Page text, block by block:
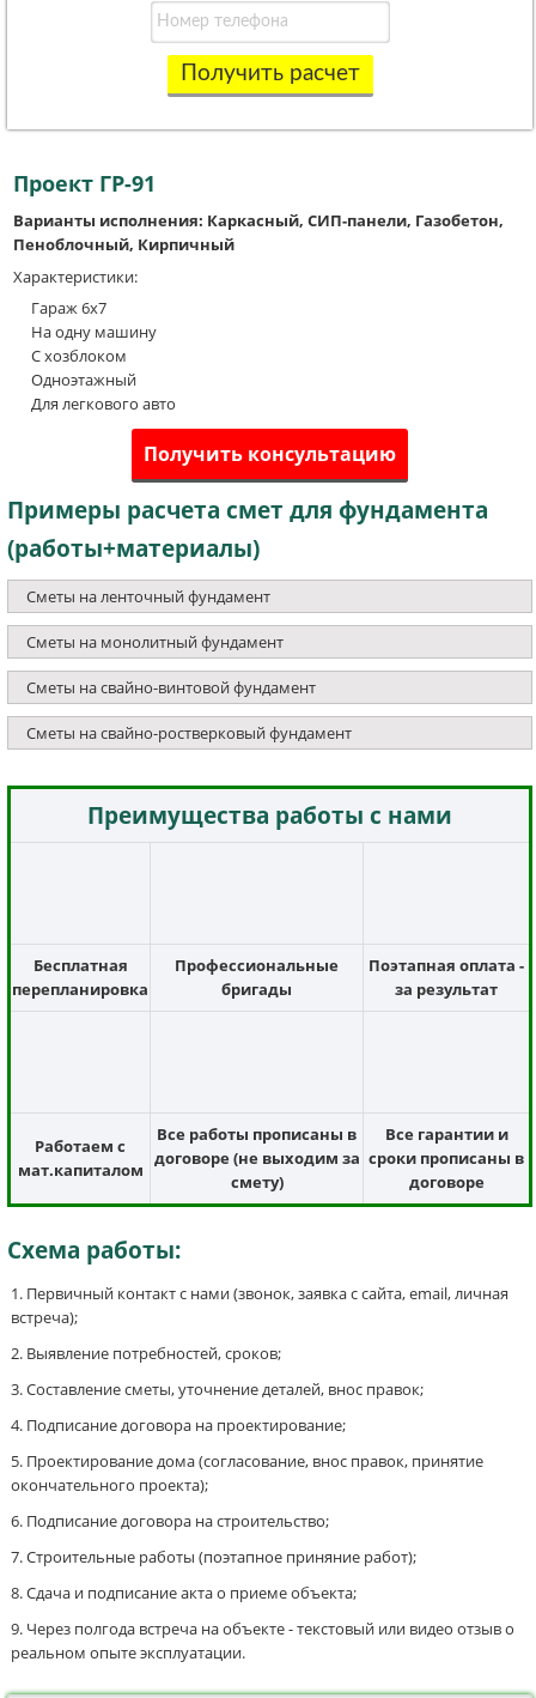
Получить расчет
Проект ГР-91
Варианты исполнения: Каркасный, СИП-панели, Газобетон,
Пеноблочный, Кирпичный
Характеристики:
Гараж 6х7
На одну машину
С хозблоком
Одноэтажный
Для легкового авто
Получить консультацию
Примеры расчета смет для фундамента
(работы+материалы)
Сметы на ленточный фундамент
Сметы на монолитный фундамент
Сметы на свайно-винтовой фундамент
Сметы на свайно-ростверковый фундамент
Преимущества работы с нами
Бесплатная
перепланировка
Профессиональные
бригады
Поэтапная оплата -
за результат
Работаем с
мат.капиталом
Все работы прописаны в
договоре (не выходим за
смету)
Все гарантии и
сроки прописаны в
договоре
Схема работы:
Первичный контакт с нами (звонок, заявка с сайта, email, личная
встреча);
Выявление потребностей, сроков;
Составление сметы, уточнение деталей, внос правок;
Подписание договора на проектирование;
Проектирование дома (согласование, внос правок, принятие
окончательного проекта);
Подписание договора на строительство;
Строительные работы (поэтапное приняние работ);
Сдача и подписание акта о приеме объекта;
Через полгода встреча на объекте - текстовый или видео отзыв о
реальном опыте эксплуатации.